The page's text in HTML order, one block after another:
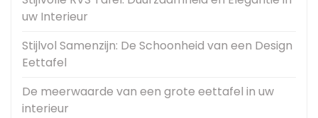
uw Interieur
Stijlvol Samenzijn: De Schoonheid van een Design
Eettafel
De meerwaarde van een grote eettafel in uw
interieur